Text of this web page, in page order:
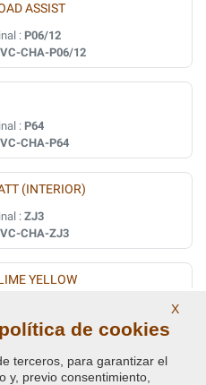
ASSIST
: P06/12
VC-CHA-P06/12
: P64
VC-CHA-P64
(INTERIOR)
: ZJ3
VC-CHA-ZJ3
YELLOW
VC-CHA-P74
X
de cookies
terceros, para garantizar el
y, previo consentimiento,